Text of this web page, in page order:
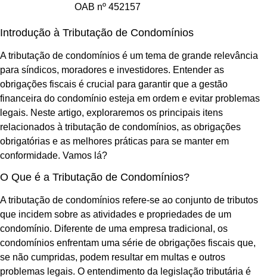
OAB nº 452157
Introdução à Tributação de Condomínios
A tributação de condomínios é um tema de grande relevância
para síndicos, moradores e investidores. Entender as
obrigações fiscais é crucial para garantir que a gestão
financeira do condomínio esteja em ordem e evitar problemas
legais. Neste artigo, exploraremos os principais itens
relacionados à tributação de condomínios, as obrigações
obrigatórias e as melhores práticas para se manter em
conformidade. Vamos lá?
O Que é a Tributação de Condomínios?
A tributação de condomínios refere-se ao conjunto de tributos
que incidem sobre as atividades e propriedades de um
condomínio. Diferente de uma empresa tradicional, os
condomínios enfrentam uma série de obrigações fiscais que,
se não cumpridas, podem resultar em multas e outros
problemas legais. O entendimento da legislação tributária é